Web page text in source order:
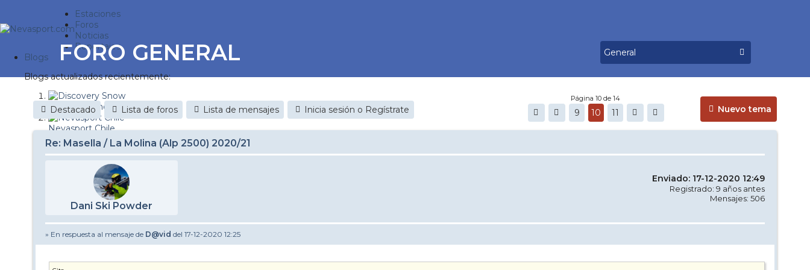
Estaciones
Foros
Noticias
Reportajes
Blogs
Blogs actualizados recientemente:
Discovery Snow
Nevasport Chile
Esquiaryviajar.com
nevasport blog
Diario de un friki
FORO GENERAL
Nuevo tema
Destacado Lista de foros Lista de mensajes Inicia sesión o Regístrate
Página 10 de 14
9 10 11
Re: Masella / La Molina (Alp 2500) 2020/21
Dani Ski Powder
Enviado: 17-12-2020 12:49
Registrado: 9 años antes
Mensajes: 506
» En respuesta al mensaje de D@vid del 17-12-2020 12:25